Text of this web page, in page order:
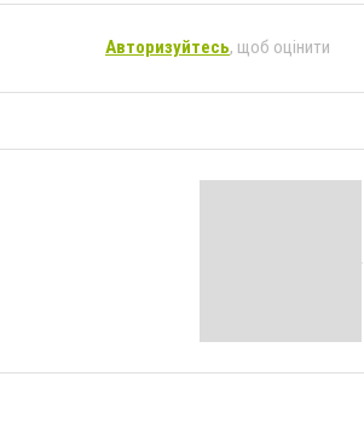
Авторизуйтесь, щоб оцінити